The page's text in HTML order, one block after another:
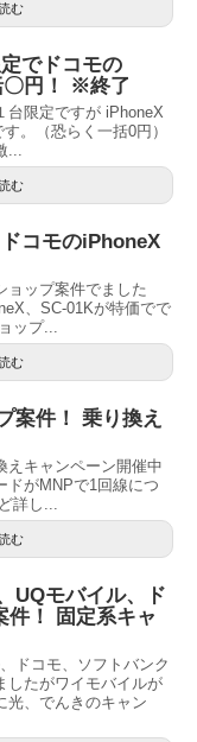
む
でドコモの
〇円！ ※終了
台限定ですが iPhoneX
。（恐らく一括0円）
...
む
コモのiPhoneX
ョップ案件でました
、SC-01Kが特価でで
ップ...
む
案件！ 乗り換え
えキャンペーン開催中
ドがMNPで1回線につ
詳し...
む
UQモバイル、ド
件！ 固定系キャ
ドコモ、ソフトバンク
したがワイモバイルが
光、でんきのキャン